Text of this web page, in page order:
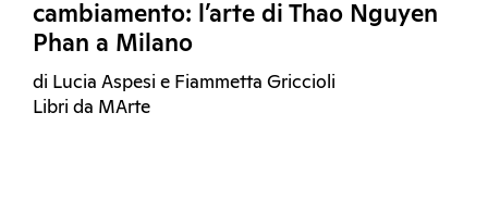
cambiamento: l’arte di Thao Nguyen
Phan a Milano
di Lucia Aspesi e Fiammetta Griccioli
Libri da MArte